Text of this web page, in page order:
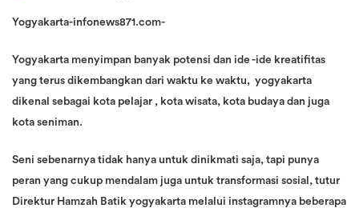
Yogyakarta-infonews871.com-
Yogyakarta menyimpan banyak potensi dan ide -ide kreatifitas
yang terus dikembangkan dari waktu ke waktu, yogyakarta
dikenal sebagai kota pelajar , kota wisata, kota budaya dan juga
kota seniman.
Seni sebenarnya tidak hanya untuk dinikmati saja, tapi punya
peran yang cukup mendalam juga untuk transformasi sosial, tutur
Direktur Hamzah Batik yogyakarta melalui instagramnya beberapa